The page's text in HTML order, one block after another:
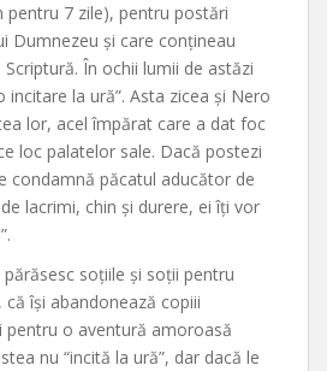
7 zile), pentru postări
Dumnezeu și care conțineau
În ochii lumii de astăzi
incitare la ură”. Asta zicea și Nero
lor, acel împărat care a dat foc
loc palatelor sale. Dacă postezi
condamnă păcatul aducător de
lacrimi, chin și durere, ei îți vor
soțiile și soții pentru
că își abandonează copiii
o aventură amoroasă
nu “incită la ură”, dar dacă le